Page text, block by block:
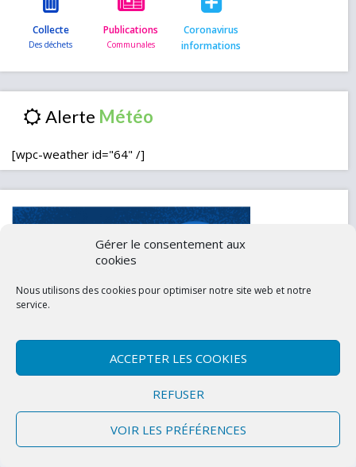
Gérer le consentement aux
cookies
Nous utilisons des cookies pour optimiser notre site web et notre
service.
ACCEPTER LES COOKIES
REFUSER
VOIR LES PRÉFÉRENCES
Collecte Publications
Coronavirus
informations
Alerte
[wpc-weather id="64" /]
Politique de confidentialité (UE)
Copyright © 2026 Marly-la-Ville
Site conçu et développé par l'Union des